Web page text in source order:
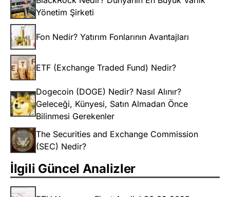
Yönetim Şirketi
Fon Nedir? Yatırım Fonlarının Avantajları
ETF (Exchange Traded Fund) Nedir?
Dogecoin (DOGE) Nedir? Nasıl Alınır?
Geleceği, Künyesi, Satın Almadan Önce
Bilinmesi Gerekenler
The Securities and Exchange Commission
(SEC) Nedir?
İlgili Güncel Analizler